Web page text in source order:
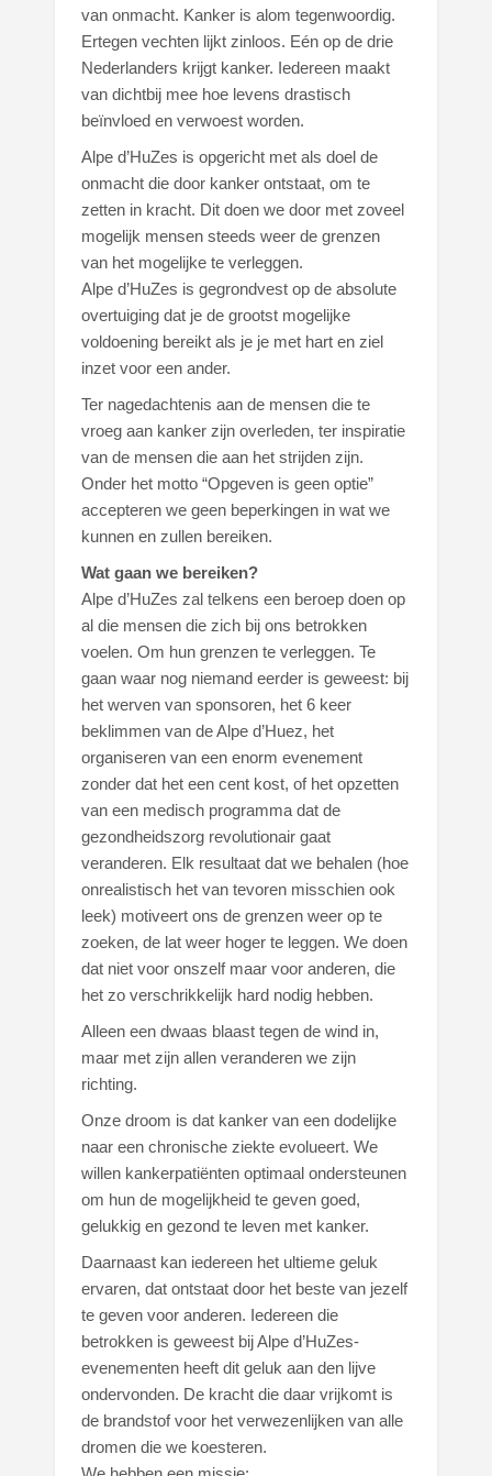
van onmacht. Kanker is alom tegenwoordig.
Ertegen vechten lijkt zinloos. Eén op de drie
Nederlanders krijgt kanker. Iedereen maakt
van dichtbij mee hoe levens drastisch
beïnvloed en verwoest worden.
Alpe d’HuZes is opgericht met als doel de
onmacht die door kanker ontstaat, om te
zetten in kracht. Dit doen we door met zoveel
mogelijk mensen steeds weer de grenzen
van het mogelijke te verleggen.
Alpe d’HuZes is gegrondvest op de absolute
overtuiging dat je de grootst mogelijke
voldoening bereikt als je je met hart en ziel
inzet voor een ander.
Ter nagedachtenis aan de mensen die te
vroeg aan kanker zijn overleden, ter inspiratie
van de mensen die aan het strijden zijn.
Onder het motto “Opgeven is geen optie”
accepteren we geen beperkingen in wat we
kunnen en zullen bereiken.
Wat gaan we bereiken?
Alpe d’HuZes zal telkens een beroep doen op
al die mensen die zich bij ons betrokken
voelen. Om hun grenzen te verleggen. Te
gaan waar nog niemand eerder is geweest: bij
het werven van sponsoren, het 6 keer
beklimmen van de Alpe d’Huez, het
organiseren van een enorm evenement
zonder dat het een cent kost, of het opzetten
van een medisch programma dat de
gezondheidszorg revolutionair gaat
veranderen. Elk resultaat dat we behalen (hoe
onrealistisch het van tevoren misschien ook
leek) motiveert ons de grenzen weer op te
zoeken, de lat weer hoger te leggen. We doen
dat niet voor onszelf maar voor anderen, die
het zo verschrikkelijk hard nodig hebben.
Alleen een dwaas blaast tegen de wind in,
maar met zijn allen veranderen we zijn
richting.
Onze droom is dat kanker van een dodelijke
naar een chronische ziekte evolueert. We
willen kankerpatiënten optimaal ondersteunen
om hun de mogelijkheid te geven goed,
gelukkig en gezond te leven met kanker.
Daarnaast kan iedereen het ultieme geluk
ervaren, dat ontstaat door het beste van jezelf
te geven voor anderen. Iedereen die
betrokken is geweest bij Alpe d’HuZes-
evenementen heeft dit geluk aan den lijve
ondervonden. De kracht die daar vrijkomt is
de brandstof voor het verwezenlijken van alle
dromen die we koesteren.